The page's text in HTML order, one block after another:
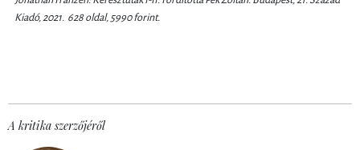
Kiadó, 2021. 628 oldal, 5990 forint.
A kritika szerzőjéről